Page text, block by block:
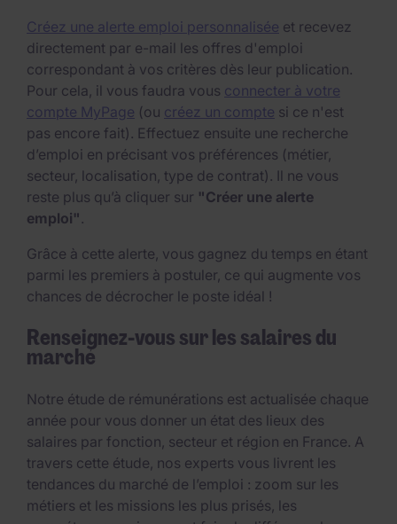
Créez une alerte emploi personnalisée et recevez
directement par e-mail les offres d'emploi
correspondant à vos critères dès leur publication.
Pour cela, il vous faudra vous connecter à votre
compte MyPage (ou créez un compte si ce n'est
pas encore fait). Effectuez ensuite une recherche
d’emploi en précisant vos préférences (métier,
secteur, localisation, type de contrat). Il ne vous
reste plus qu’à cliquer sur "Créer une alerte
emploi" .
Grâce à cette alerte, vous gagnez du temps en étant
parmi les premiers à postuler, ce qui augmente vos
chances de décrocher le poste idéal !
Renseignez-vous sur les salaires du
marché
Notre étude de rémunérations est actualisée chaque
année pour vous donner un état des lieux des
salaires par fonction, secteur et région en France. A
travers cette étude, nos experts vous livrent les
tendances du marché de l’emploi : zoom sur les
métiers et les missions les plus prisés, les